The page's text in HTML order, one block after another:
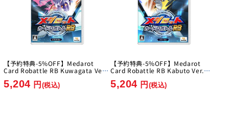
【予約特典-5%OFF】Medarot
Card Robattle RB Kuwagata Ver.
5,204 円 (税込)
【予約特典-5%OFF】Medarot
Card Robattle RB Kabuto Ver.
5,204 円 (税込)